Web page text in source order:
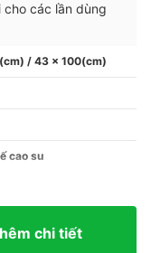
cho các lần dùng
/ 43 x 100(cm)
cao su
chi tiết